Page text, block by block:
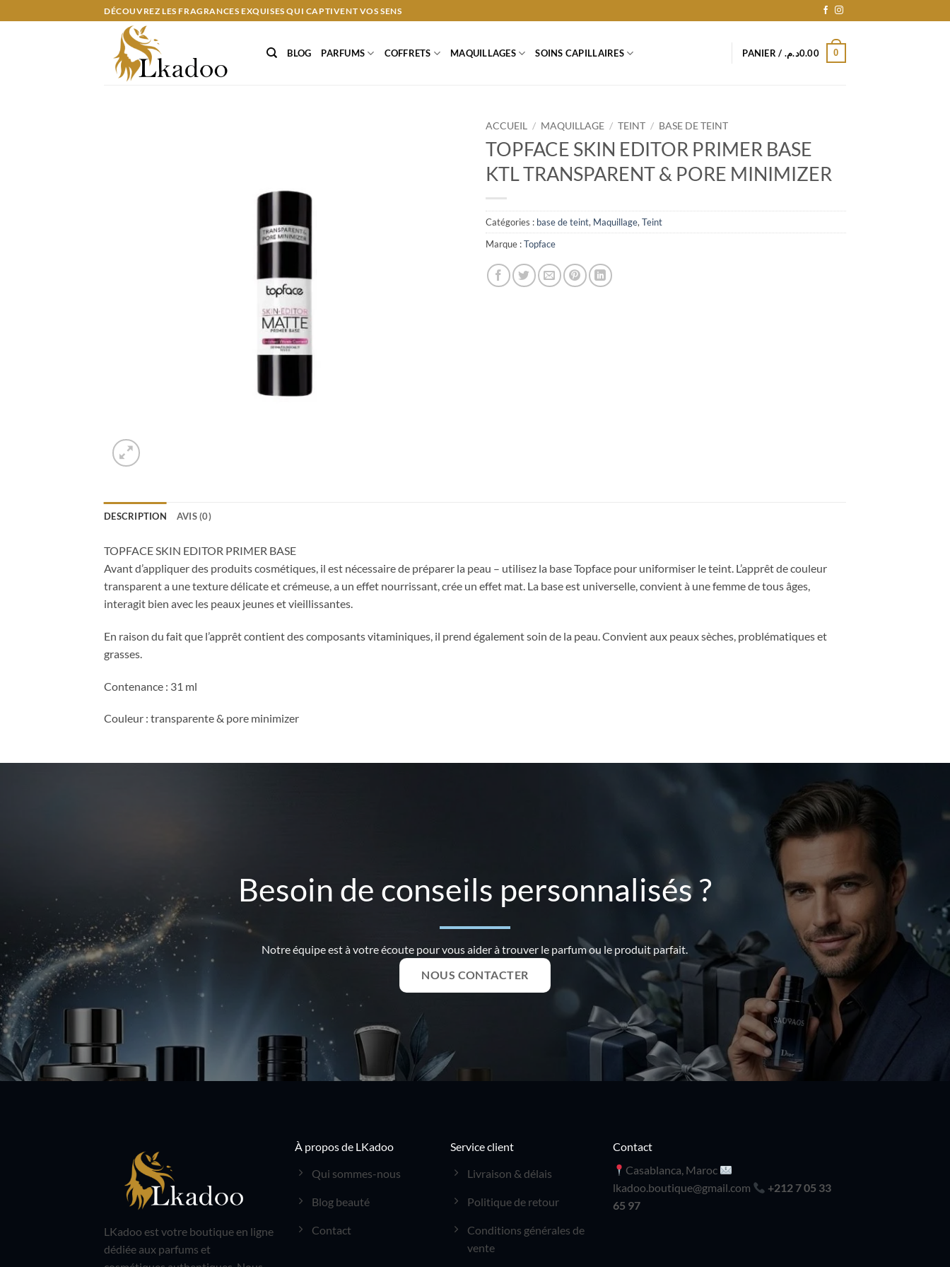
au
DÉCOUVREZ LES FRAGRANCES EXQUISES QUI CAPTIVENT VOS SENS
BLOG PARFUMS COFFRETS MAQUILLAGES SOINS CAPILLAIRES PANIER / 0.00د.م. 0
ACCUEIL / MAQUILLAGE / TEINT / BASE DE TEINT
TOPFACE SKIN EDITOR PRIMER BASE
KTL TRANSPARENT & PORE MINIMIZER
Catégories : base de teint, Maquillage, Teint
Marque :Topface
DESCRIPTION AVIS (0)
TOPFACE SKIN EDITOR PRIMER BASE
Avant d’appliquer des produits cosmétiques, il est nécessaire de préparer la peau – utilisez la base Topface pour uniformiser le teint. L’apprêt de couleur
transparent a une texture délicate et crémeuse, a un effet nourrissant, crée un effet mat. La base est universelle, convient à une femme de tous âges,
interagit bien avec les peaux jeunes et vieillissantes.
En raison du fait que l’apprêt contient des composants vitaminiques, il prend également soin de la peau. Convient aux peaux sèches, problématiques et
grasses.
Contenance : 31 ml
Couleur : transparente & pore minimizer
Besoin de conseils personnalisés ?
Notre équipe est à votre écoute pour vous aider à trouver le parfum ou le produit parfait.
NOUS CONTACTER
LKadoo est votre boutique en ligne
dédiée aux parfums et
À propos de LKadoo
Qui sommes-nous
Blog beauté
Contact
Service client
Livraison & délais
Politique de retour
Conditions générales de
vente
Contact
Casablanca, Maroc
lkadoo.boutique@gmail.com
+212 7 05 33
65 97